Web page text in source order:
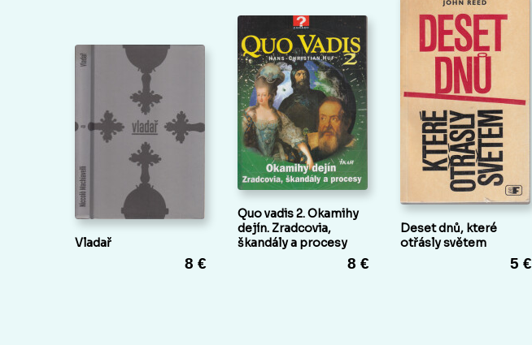
Vladař
8 €
Quo vadis 2. Okamihy
dejín. Zradcovia,
škandály a procesy
8 €
Deset dnů, které
otřásly světem
5 €